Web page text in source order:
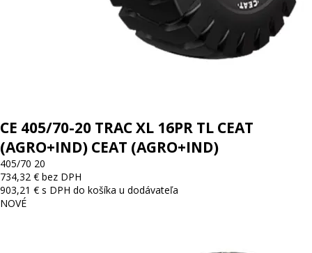
CE 405/70-20 TRAC XL 16PR TL CEAT
(AGRO+IND) CEAT (AGRO+IND)
405/70 20
734,32 € bez DPH
903,21 € s DPH do košíka u dodávateľa
NOVÉ